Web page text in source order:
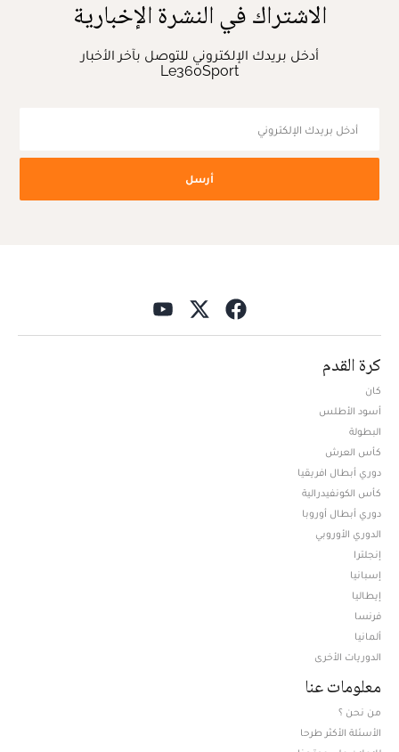
الاشتراك في النشرة الإخبارية
أدخل بريدك الإلكتروني للتوصل بآخر الأخبار
Le360Sport
أرسل
كرة القدم
كان
أسود الأطلس
البطولة
كأس العرش
دوري أبطال افريقيا
كأس الكونفيدرالية
دوري أبطال أوروبا
الدوري الأوروبي
إنجلترا
إسبانيا
إيطاليا
فرنسا
ألمانيا
الدوريات الأخرى
معلومات عنا
من نحن ؟
الأسئلة الأكثر طرحا